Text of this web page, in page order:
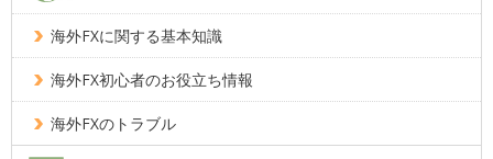
海外FXに関する基本知識
海外FX初心者のお役立ち情報
海外FXのトラブル